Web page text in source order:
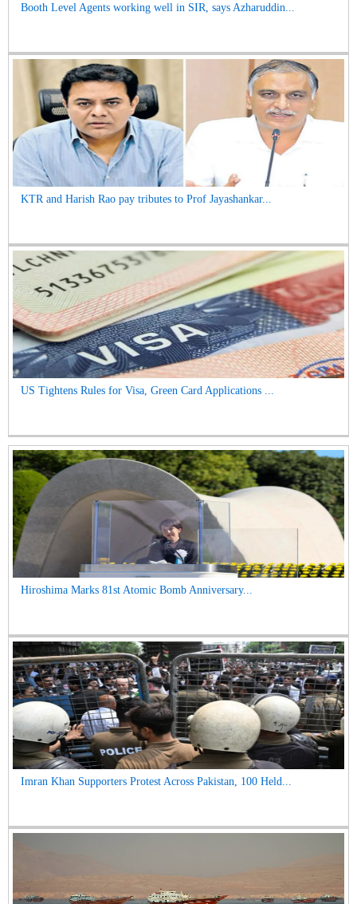
Booth Level Agents working well in SIR, says Azharuddin...
KTR and Harish Rao pay tributes to Prof Jayashankar...
US Tightens Rules for Visa, Green Card Applications ...
Hiroshima Marks 81st Atomic Bomb Anniversary...
Imran Khan Supporters Protest Across Pakistan, 100 Held...